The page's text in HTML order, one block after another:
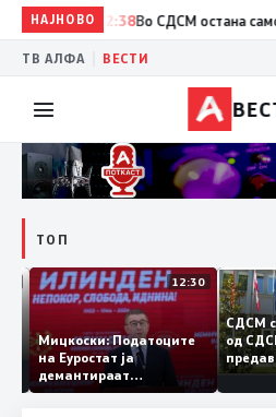
НАЈНОВО
12:38 Во СДСМ остана само
ТВ АЛФА ВЕСТИ
ТОП
12:47 12:30
Мицкоски: Податоците
на Еуростат ја
демантираат
опозицијата
од
во